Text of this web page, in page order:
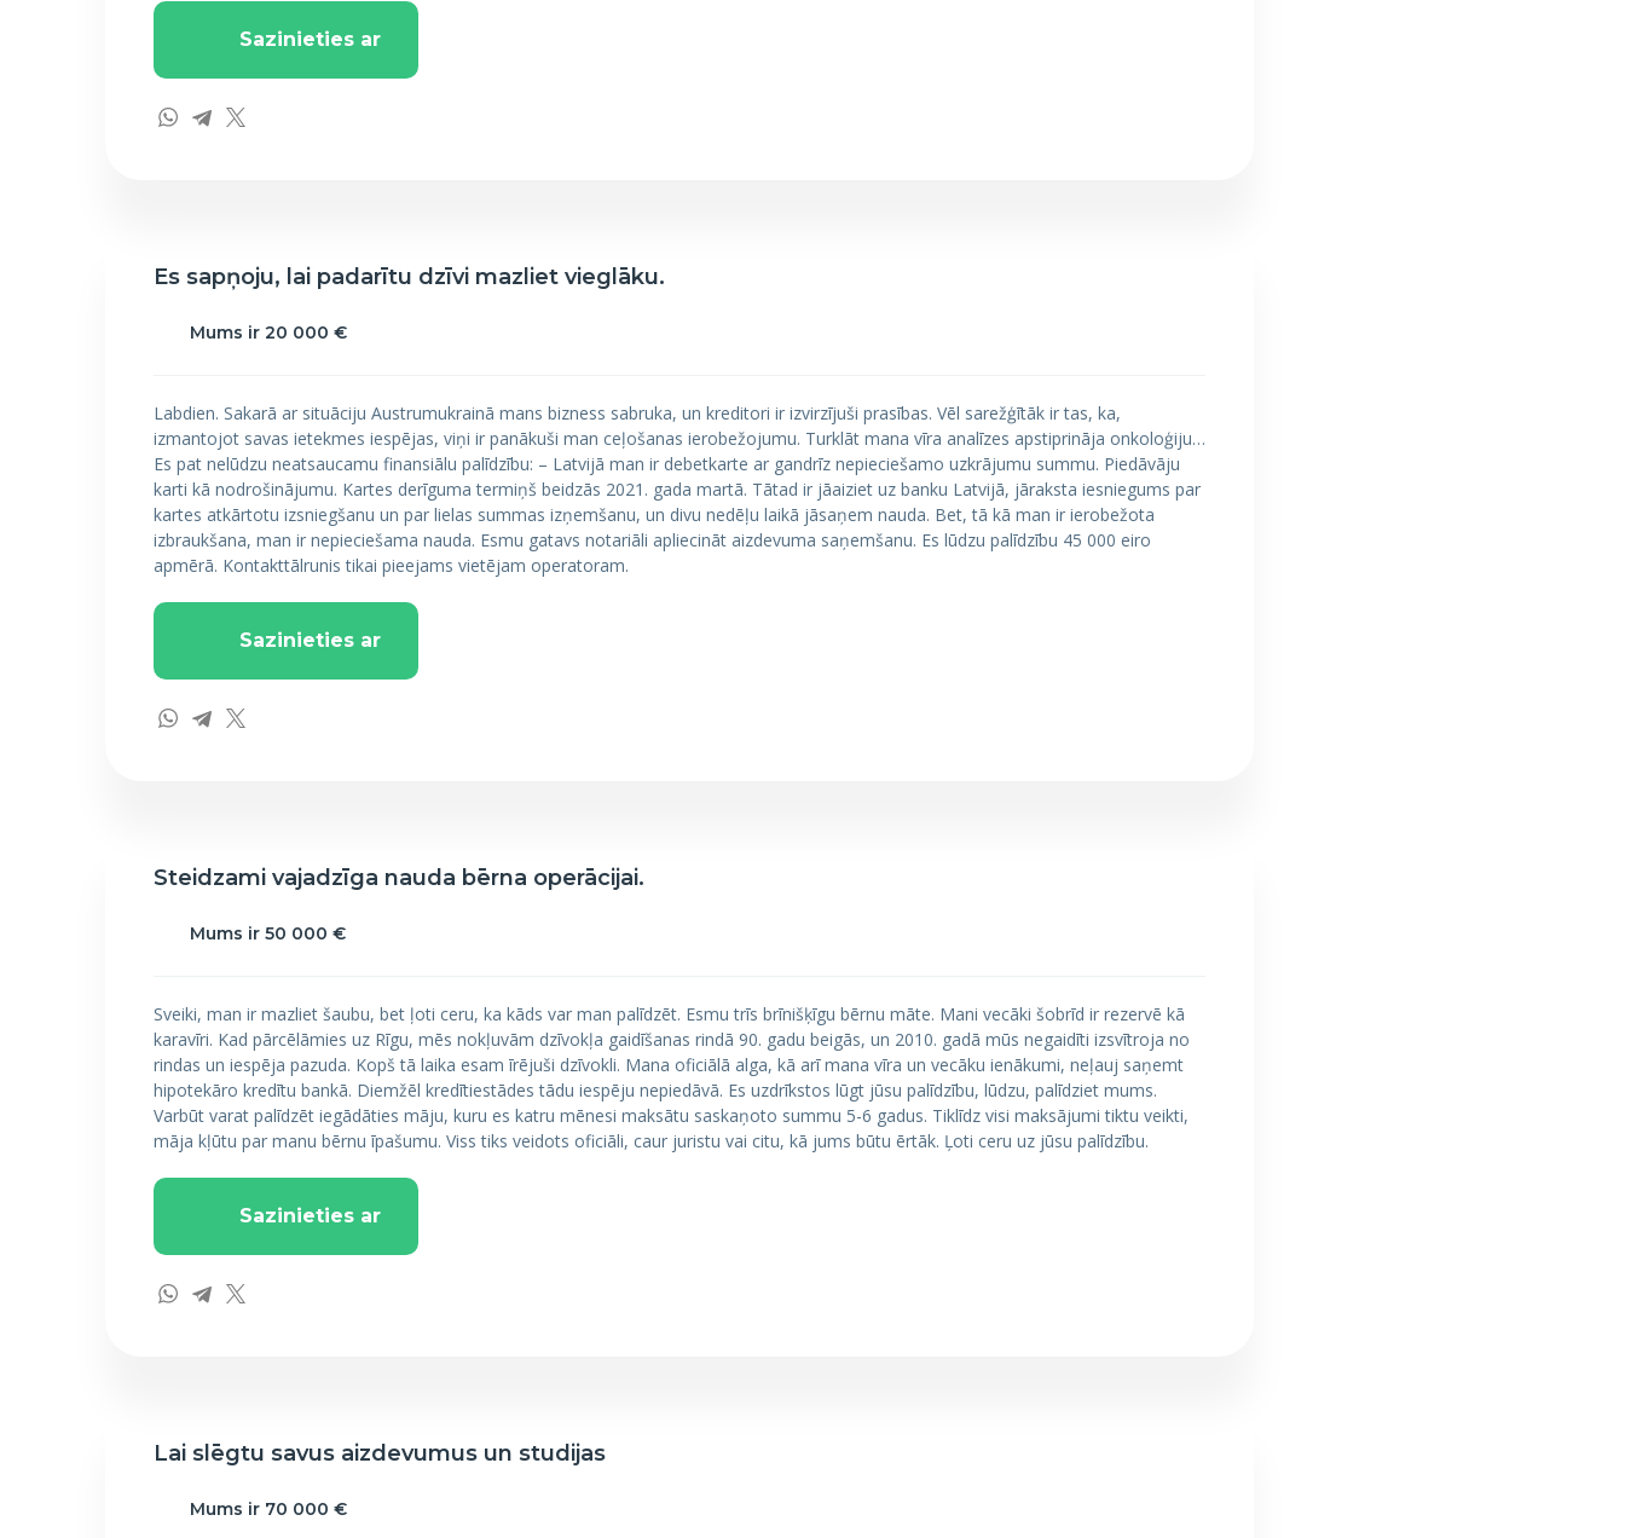
Sazinieties ar
Es sapņoju, lai padarītu dzīvi mazliet vieglāku.
Mums ir 20 000 €
Labdien. Sakarā ar situāciju Austrumukrainā mans bizness sabruka, un kreditori ir izvirzījuši prasības. Vēl sarežģītāk ir tas, ka,
izmantojot savas ietekmes iespējas, viņi ir panākuši man ceļošanas ierobežojumu. Turklāt mana vīra analīzes apstiprināja onkoloģiju…
Es pat nelūdzu neatsaucamu finansiālu palīdzību: – Latvijā man ir debetkarte ar gandrīz nepieciešamo uzkrājumu summu. Piedāvāju
karti kā nodrošinājumu. Kartes derīguma termiņš beidzās 2021. gada martā. Tātad ir jāaiziet uz banku Latvijā, jāraksta iesniegums par
kartes atkārtotu izsniegšanu un par lielas summas izņemšanu, un divu nedēļu laikā jāsaņem nauda. Bet, tā kā man ir ierobežota
izbraukšana, man ir nepieciešama nauda. Esmu gatavs notariāli apliecināt aizdevuma saņemšanu. Es lūdzu palīdzību 45 000 eiro
apmērā. Kontakttālrunis tikai pieejams vietējam operatoram.
Sazinieties ar
Steidzami vajadzīga nauda bērna operācijai.
Mums ir 50 000 €
Sveiki, man ir mazliet šaubu, bet ļoti ceru, ka kāds var man palīdzēt. Esmu trīs brīnišķīgu bērnu māte. Mani vecāki šobrīd ir rezervē kā
karavīri. Kad pārcēlāmies uz Rīgu, mēs nokļuvām dzīvokļa gaidīšanas rindā 90. gadu beigās, un 2010. gadā mūs negaidīti izsvītroja no
rindas un iespēja pazuda. Kopš tā laika esam īrējuši dzīvokli. Mana oficiālā alga, kā arī mana vīra un vecāku ienākumi, neļauj saņemt
hipotekāro kredītu bankā. Diemžēl kredītiestādes tādu iespēju nepiedāvā. Es uzdrīkstos lūgt jūsu palīdzību, lūdzu, palīdziet mums.
Varbūt varat palīdzēt iegādāties māju, kuru es katru mēnesi maksātu saskaņoto summu 5-6 gadus. Tiklīdz visi maksājumi tiktu veikti,
māja kļūtu par manu bērnu īpašumu. Viss tiks veidots oficiāli, caur juristu vai citu, kā jums būtu ērtāk. Ļoti ceru uz jūsu palīdzību.
Sazinieties ar
Lai slēgtu savus aizdevumus un studijas
Mums ir 70 000 €